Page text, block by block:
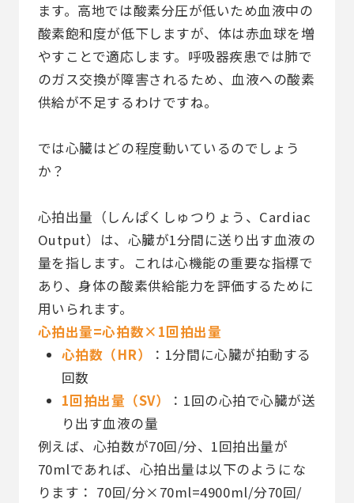
ます。高地では酸素分圧が低いため血液中の
酸素飽和度が低下しますが、体は赤血球を増
やすことで適応します。呼吸器疾患では肺で
のガス交換が障害されるため、血液への酸素
供給が不足するわけですね。
では心臓はどの程度動いているのでしょう
か？
心拍出量（しんぱくしゅつりょう、Cardiac
Output）は、心臓が1分間に送り出す血液の
量を指します。これは心機能の重要な指標で
あり、身体の酸素供給能力を評価するために
用いられます。
心拍出量=心拍数×1回拍出量
心拍数（HR）
：1分間に心臓が拍動する
回数
1回拍出量（SV）
：1回の心拍で心臓が送
り出す血液の量
例えば、心拍数が70回/分、1回拍出量が
70mlであれば、心拍出量は以下のようにな
ります： 70回/分×70ml=4900ml/分70回/